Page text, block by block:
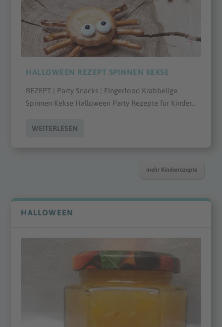
HALLOWEEN REZEPT SPINNEN KEKSE
REZEPT | Party Snacks | Fingerfood Krabbelige
Spinnen Kekse Halloween Party Rezepte für Kinder...
WEITERLESEN
mehr Kinderrezepte
HALLOWEEN